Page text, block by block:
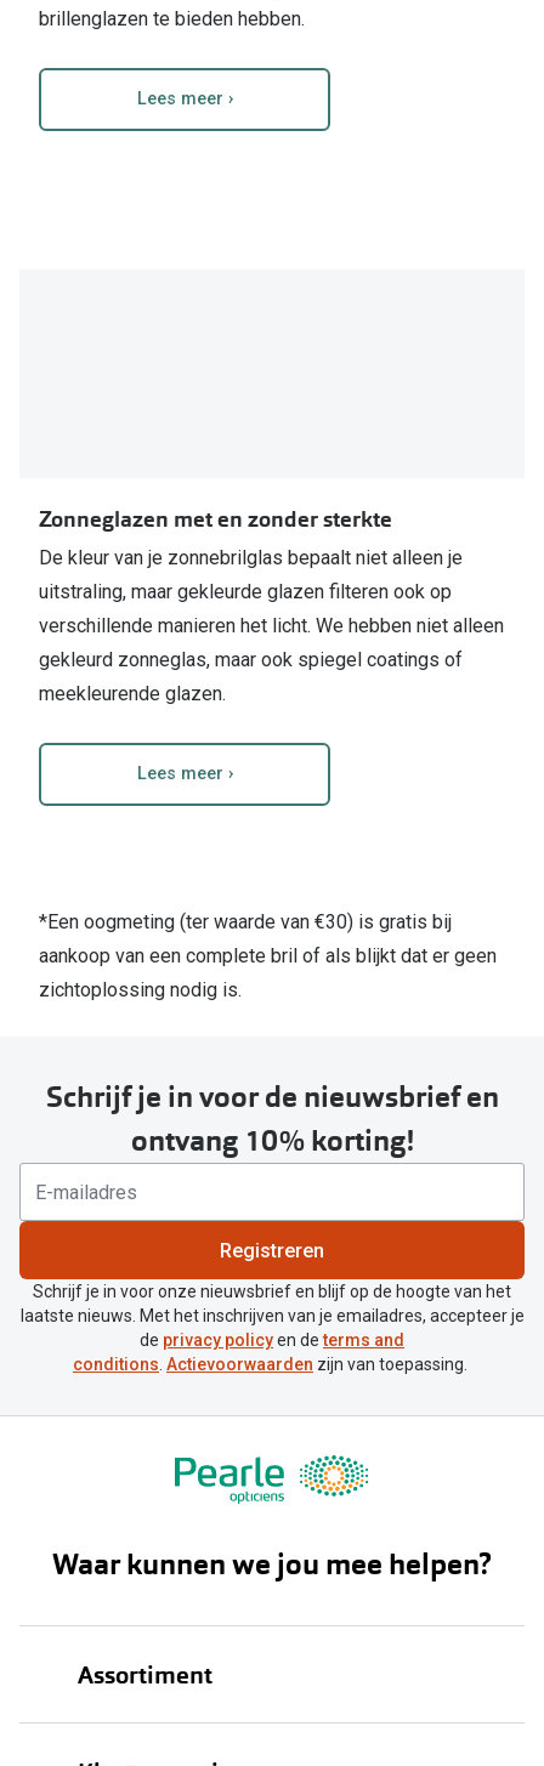
brillenglazen te bieden hebben.
Lees meer ›
Zonneglazen met en zonder sterkte
De kleur van je zonnebrilglas bepaalt niet alleen je
uitstraling, maar gekleurde glazen filteren ook op
verschillende manieren het licht. We hebben niet alleen
gekleurd zonneglas, maar ook spiegel coatings of
meekleurende glazen.
Lees meer ›
*Een oogmeting (ter waarde van €30) is gratis bij
aankoop van een complete bril of als blijkt dat er geen
zichtoplossing nodig is.
Schrijf je in voor de nieuwsbrief en
ontvang 10% korting!
Registreren
Schrijf je in voor onze nieuwsbrief en blijf op de hoogte van het
laatste nieuws. Met het inschrijven van je emailadres, accepteer je
de privacy policyen determs and
conditions. Actievoorwaarden zijn van toepassing.
Waar kunnen we jou mee helpen?
Assortiment